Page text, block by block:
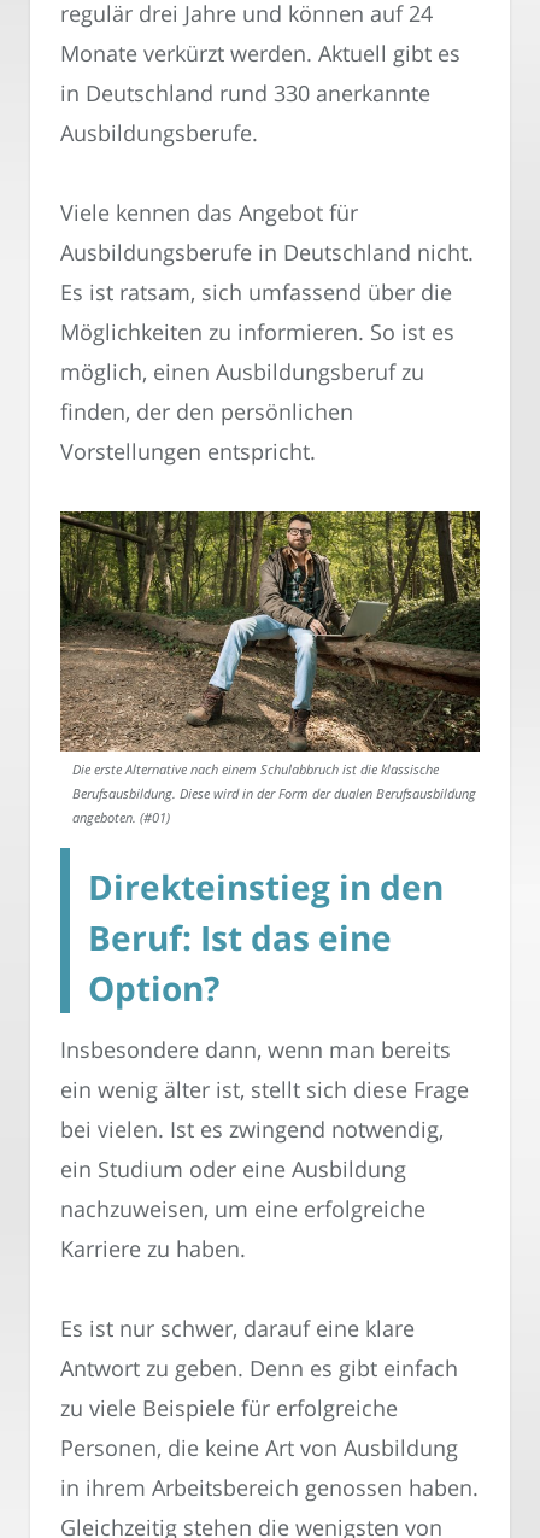
regulär drei Jahre und können auf 24
Monate verkürzt werden. Aktuell gibt es
in Deutschland rund 330 anerkannte
Ausbildungsberufe.
Viele kennen das Angebot für
Ausbildungsberufe in Deutschland nicht.
Es ist ratsam, sich umfassend über die
Möglichkeiten zu informieren. So ist es
möglich, einen Ausbildungsberuf zu
finden, der den persönlichen
Vorstellungen entspricht.
Die erste Alternative nach einem Schulabbruch ist die klassische
Berufsausbildung. Diese wird in der Form der dualen Berufsausbildung
angeboten. (#01)
Direkteinstieg in den
Beruf: Ist das eine
Option?
Insbesondere dann, wenn man bereits
ein wenig älter ist, stellt sich diese Frage
bei vielen. Ist es zwingend notwendig,
ein Studium oder eine Ausbildung
nachzuweisen, um eine erfolgreiche
Karriere zu haben.
Es ist nur schwer, darauf eine klare
Antwort zu geben. Denn es gibt einfach
zu viele Beispiele für erfolgreiche
Personen, die keine Art von Ausbildung
in ihrem Arbeitsbereich genossen haben.
Gleichzeitig stehen die wenigsten von